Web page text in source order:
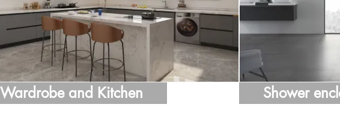
Wardrobe and Kitchen Shower